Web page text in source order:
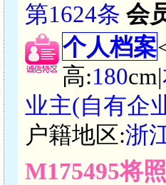
第1624条 会
个人档案
高:180cm|
业主(自有企
户籍地区:浙
M175495将